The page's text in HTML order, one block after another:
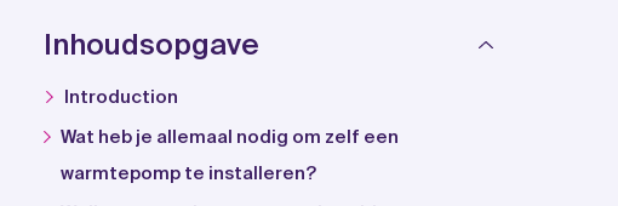
Inhoudsopgave
Introduction
Wat heb je allemaal nodig om zelf een
warmtepomp te installeren?